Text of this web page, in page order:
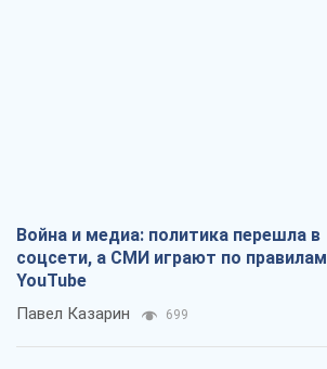
Война и медиа: политика перешла в
соцсети, а СМИ играют по правилам
YouTube
Павел Казарин 699